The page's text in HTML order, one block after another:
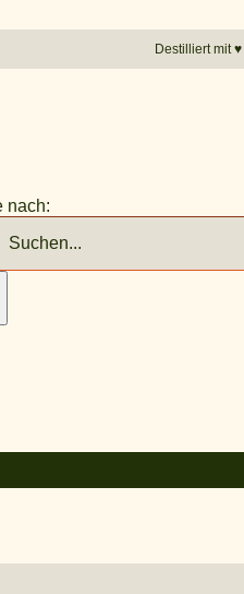
Destilliert mit♥︎
nach: